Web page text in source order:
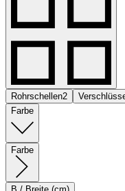
Rohrschellen2
Farbe
Farbe